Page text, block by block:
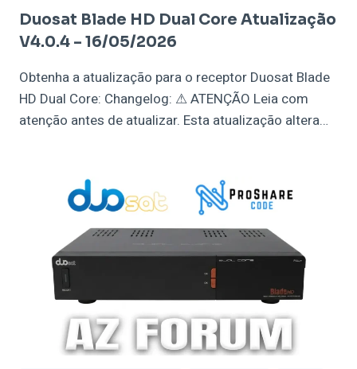
Duosat Blade HD Dual Core Atualização
V4.0.4 – 16/05/2026
Obtenha a atualização para o receptor Duosat Blade
HD Dual Core: Changelog: ⚠ ATENÇÃO Leia com
atenção antes de atualizar. Esta atualização altera…